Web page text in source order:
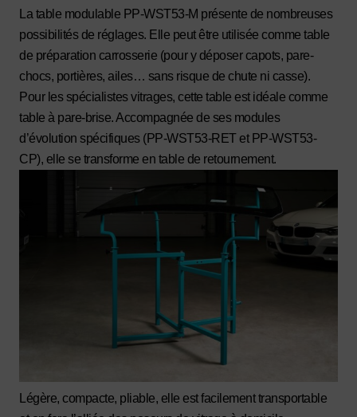
La table modulable PP-WST53-M présente de nombreuses
possibilités de réglages. Elle peut être utilisée comme table
de préparation carrosserie (pour y déposer capots, pare-
chocs, portières, ailes… sans risque de chute ni casse).
Pour les spécialistes vitrages, cette table est idéale comme
table à pare-brise. Accompagnée de ses modules
d’évolution spécifiques (PP-WST53-RET et PP-WST53-
CP), elle se transforme en table de retournement.
Légère, compacte, pliable, elle est facilement transportable